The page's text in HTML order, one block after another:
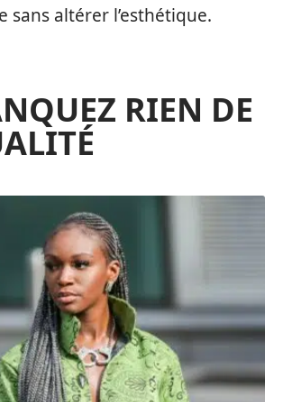
sans altérer l’esthétique.
RIEN DE